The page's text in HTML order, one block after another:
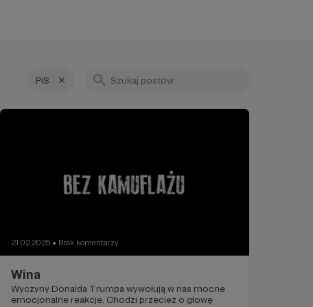
PiS
21.02.2025 ● Brak komentarzy
Wina
Wyczyny Donalda Trumpa wywołują w nas mocne
emocjonalne reakcje. Chodzi przecież o głowę